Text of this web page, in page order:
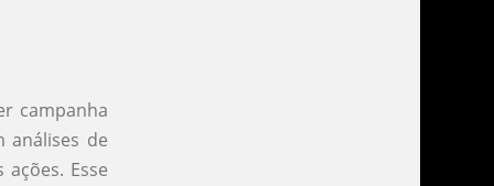
campanha
análises de
Esse